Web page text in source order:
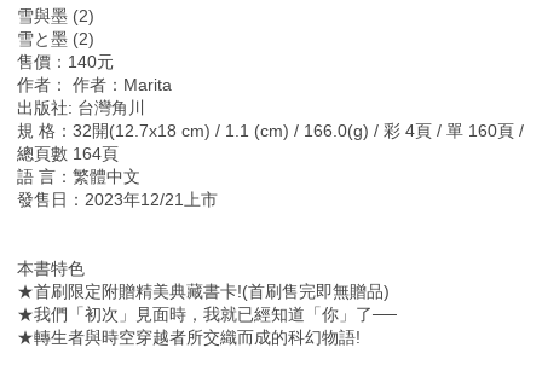
雪與墨 (2)
雪と墨 (2)
售價：140元
作者： 作者：Marita
出版社: 台灣角川
規 格：32開(12.7x18 cm) / 1.1 (cm) / 166.0(g) / 彩 4頁 / 單 160頁 /
總頁數 164頁
語 言：繁體中文
發售日：2023年12/21上市
本書特色
★首刷限定附贈精美典藏書卡!(首刷售完即無贈品)
★我們「初次」見面時，我就已經知道「你」了──
★轉生者與時空穿越者所交織而成的科幻物語!